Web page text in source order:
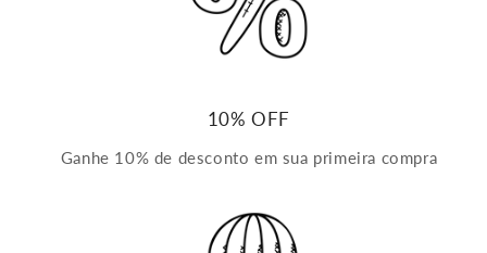
10% OFF
Ganhe 10% de desconto em sua primeira compra